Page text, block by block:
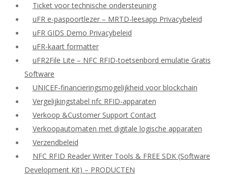
Ticket voor technische ondersteuning
uFR e-paspoortlezer – MRTD-leesapp Privacybeleid
uFR GIDS Demo Privacybeleid
uFR-kaart formatter
uFR2File Lite – NFC RFID-toetsenbord emulatie Gratis
Software
UNICEF-financieringsmogelijkheid voor blockchain
Vergelijkingstabel nfc RFID-apparaten
Verkoop &Customer Support Contact
Verkoopautomaten met digitale logische apparaten
Verzendbeleid
NFC RFID Reader Writer Tools & FREE SDK (Software
Development Kit) – PRODUCTEN